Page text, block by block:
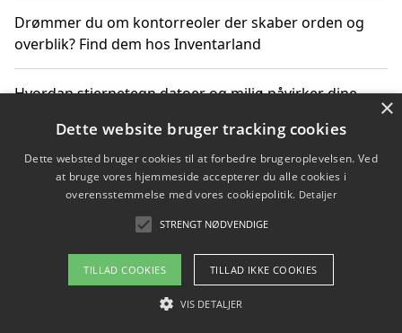
Drømmer du om kontorreoler der skaber orden og
overblik? Find dem hos Inventarland
Hvordan stjernetegn datoer og miljø påvirker dine
Bæredygtige gadgets til en grønnere hverdag
Om / kontakt
Blog Betingelser
×
Dette website bruger tracking cookies
Dette websted bruger cookies til at forbedre brugeroplevelsen. Ved
at bruge vores hjemmeside accepterer du alle cookies i
overensstemmelse med vores cookiepolitik. Detaljer
STRENGT NØDVENDIGE
TILLAD COOKIES TILLAD IKKE COOKIES
VIS DETALJER